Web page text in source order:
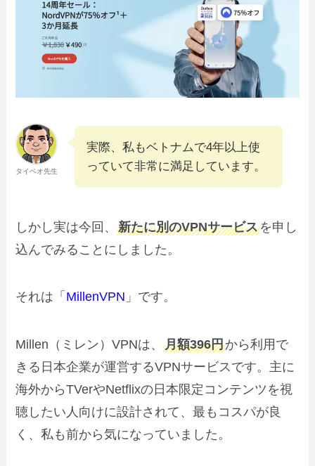
タイベオ先生
実際、私もベトナムで4年以上使
っていて非常に満足しています。
しかし実は今回、新たに別のVPNサービスを申し
込んでみることにしました。
それは「 MillenVPN 」です。
Millen（ミレン）VPNは、月額396円から利用で
きる日本企業が運営するVPNサービスです。主に
海外からTVerやNetflixの日本限定コンテンツを視
聴したい人向けに設計されて、最もコスパが良
く、私も前から気になっていました。